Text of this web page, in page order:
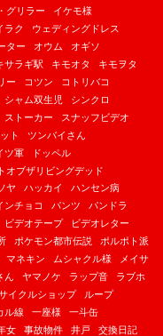
グリラー
イケモ様
ラク
ウェディングドレス
ター オウム
オギソ
サラギ駅 キモオタ
キモヲタ
ー コツン
コトリバコ
シャム双生児
シンクロ
ストーカー
スナッフビデオ
ト
ツンバイさん
ツ軍
ドッペル
オブザリビングデッド
ヤ ハッカイ
ハンセン病
ンチョコ パンツ
パンドラ
ビデオテープ
ビデオレター
ポケモン都市伝説
ポルポト派
マネキン ムシャクル様
メイサ
ん ヤマノケ ラップ音
ラブホ
イクルショップ
ループ
ル線 一座様
一斗缶
女 事故物件 井戸
交換日記